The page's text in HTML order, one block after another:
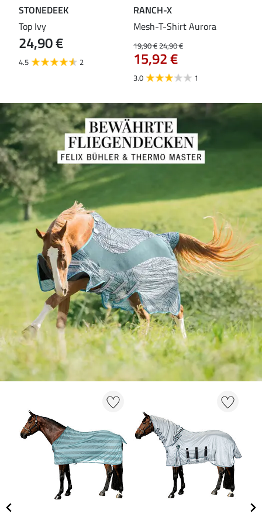
STONEDEEK
Top Ivy
24,90 €
4.5 2
RANCH-X
Mesh-T-Shirt Aurora
19,90 €24,90 €
15,92 €
3.0 1